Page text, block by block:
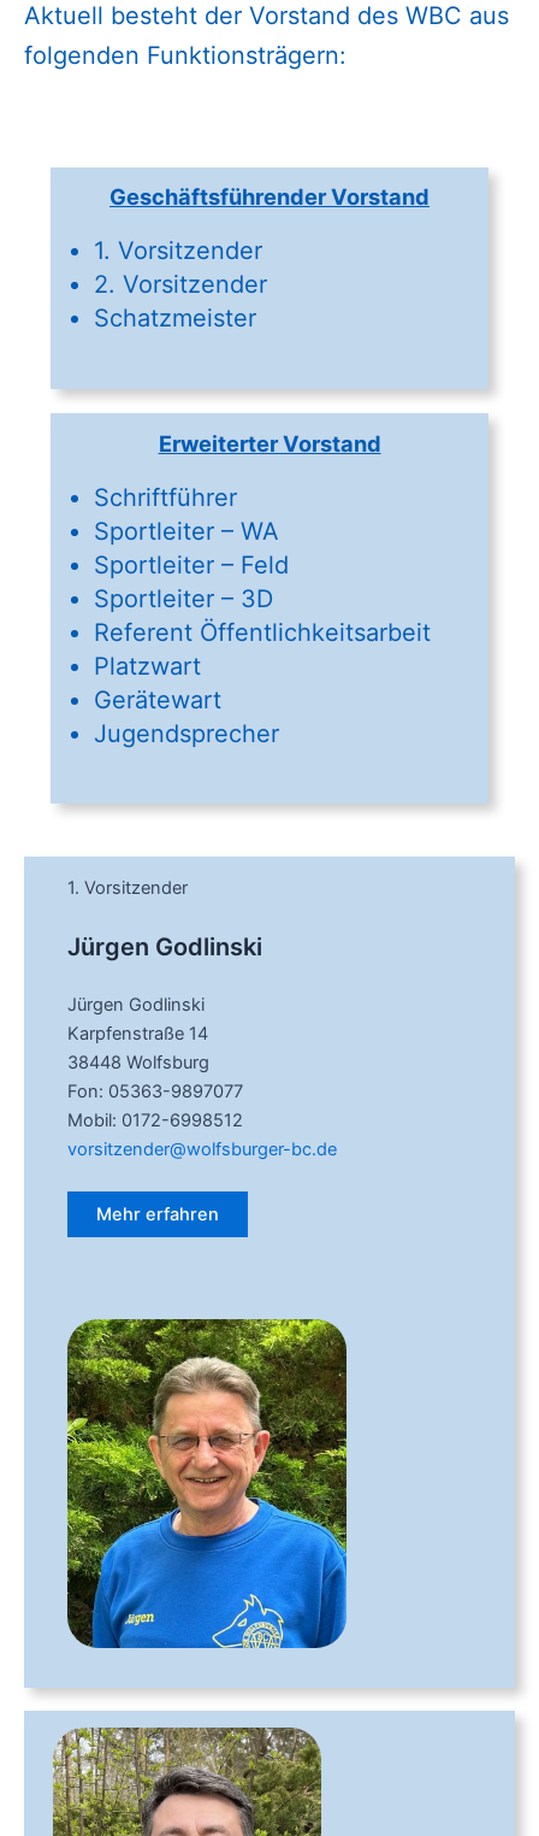
Aktuell besteht der Vorstand des WBC aus
folgenden Funktionsträgern:
Geschäftsführender Vorstand
1. Vorsitzender
2. Vorsitzender
Schatzmeister
Erweiterter Vorstand
Schriftführer
Sportleiter – WA
Sportleiter – Feld
Sportleiter – 3D
Referent Öffentlichkeitsarbeit
Platzwart
Gerätewart
Jugendsprecher
1. Vorsitzender
Jürgen Godlinski
Jürgen Godlinski
Karpfenstraße 14
38448 Wolfsburg
Fon: 05363-9897077
Mobil: 0172-6998512
vorsitzender@wolfsburger-bc.de
Mehr erfahren